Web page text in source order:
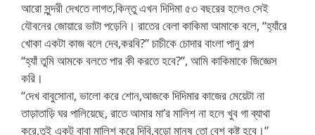
আরো সুন্দরী দেখতে লাগত,কিন্তু এখন দিদিমা ৫৩ বছরের হলেও সেই
যৌবনের জোয়ারে ভাটা পড়েনি। রাতের বেলা কাকিমা আমাকে বলে, “হ্যাঁরে
খোকা একটা কাজ বলে দেব,করবি?” চাচীকে চোদার বাংলা পানু গল্প
“হ্যাঁ তুমি আমকে বলতে পার কী করতে হবে?”, আমি কাকিমাকে জিজ্ঞেস
করি।
“দেখ বাবুসোনা, ভালো করে শোন,আজকে দিদিমার কাজের মেয়েটা না
তাড়াতাড়ি ঘর পালিয়েছে, রাতে আমার মা’র মালিশ না হলে খুব গা ব্যাথা
করে,তুই একটু বাবা মালিশ করে দিবি,বুড়ো মানুষ তো বেশ কষ্ট হবে।”